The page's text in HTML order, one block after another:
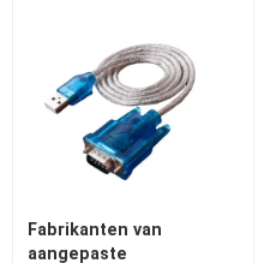
Fabrikanten van
aangepaste